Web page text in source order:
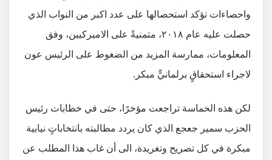
واحصاءات تؤكد استحصالها على عدد اكبر من النواب الذي
حصلت عليه عام ٢٠١٨، متمنيةً على الاميركيين، وفق
المعلومات، ممارسة المزيد من الضغوط على الرئيس عون
لاجراء استحقاقٍ برلمانيٍّ مبكر.
لكن هذه الحماسة تراجعت مؤخرًا، حتى في خطابات رئيس
الحزب سمير جعجع الذي كان يردد مطالبته بانتخاباتٍ نيابية
مبكرة في كل تصريح وتغريدة، الى أن غاب هذا المطلب عن